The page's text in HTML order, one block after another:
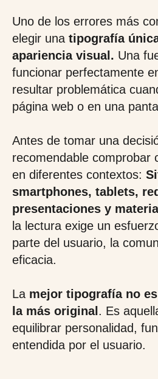
Uno de los errores más
elegir una tipografía
apariencia visual. Una
funcionar perfectamente
resultar problemática
página web o en una
Antes de tomar una
recomendable comprobar
en diferentes contextos:
smartphones, tablets,
presentaciones y
la lectura exige un
parte del usuario, la
eficacia.
La mejor tipografía no
la más original . Es
equilibrar personalidad,
entendida por el usuario.